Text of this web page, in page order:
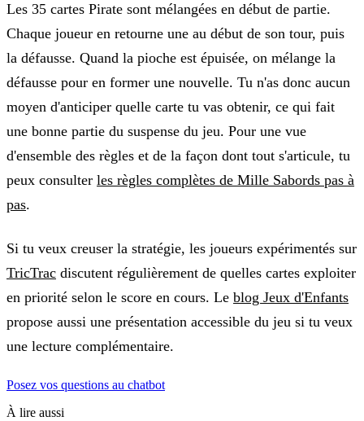
Les 35 cartes Pirate sont mélangées en début de partie.
Chaque joueur en retourne une au début de son tour, puis
la défausse. Quand la pioche est épuisée, on mélange la
défausse pour en former une nouvelle. Tu n'as donc aucun
moyen d'anticiper quelle carte tu vas obtenir, ce qui fait
une bonne partie du suspense du jeu. Pour une vue
d'ensemble des règles et de la façon dont tout s'articule, tu
peux consulter les règles complètes de Mille Sabords pas à
pas.
Si tu veux creuser la stratégie, les joueurs expérimentés sur
TricTrac discutent régulièrement de quelles cartes exploiter
en priorité selon le score en cours. Le blog Jeux d'Enfants
propose aussi une présentation accessible du jeu si tu veux
une lecture complémentaire.
Posez vos questions au chatbot
À lire aussi